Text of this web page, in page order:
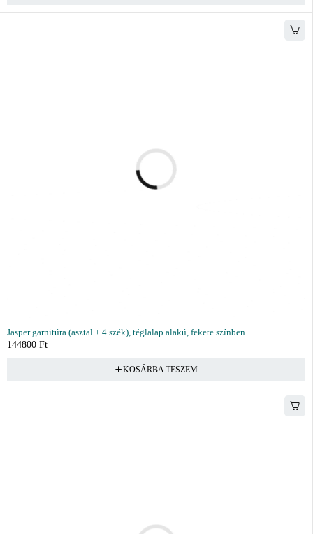
Jasper garnitúra (asztal + 4 szék), téglalap alakú, fekete színben
144800 Ft
KOSÁRBA TESZEM